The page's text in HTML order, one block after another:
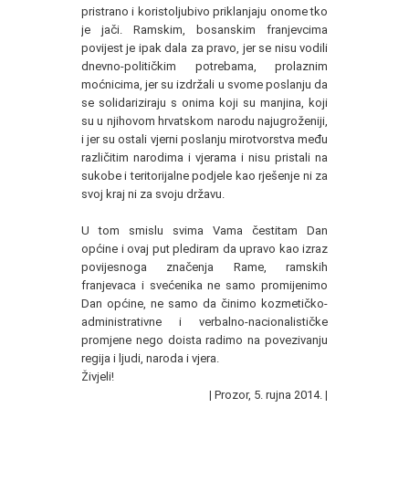
pristrano i koristoljubivo priklanjaju onome tko
je jači. Ramskim, bosanskim franjevcima
povijest je ipak dala za pravo, jer se nisu vodili
dnevno-političkim potrebama, prolaznim
moćnicima, jer su izdržali u svome poslanju da
se solidariziraju s onima koji su manjina, koji
su u njihovom hrvatskom narodu najugroženiji,
i jer su ostali vjerni poslanju mirotvorstva među
različitim narodima i vjerama i nisu pristali na
sukobe i teritorijalne podjele kao rješenje ni za
svoj kraj ni za svoju državu.
U tom smislu svima Vama čestitam Dan
općine i ovaj put plediram da upravo kao izraz
povijesnoga značenja Rame, ramskih
franjevaca i svećenika ne samo promijenimo
Dan općine, ne samo da činimo kozmetičko-
administrativne i verbalno-nacionalističke
promjene nego doista radimo na povezivanju
regija i ljudi, naroda i vjera.
Živjeli!
| Prozor, 5. rujna 2014. |